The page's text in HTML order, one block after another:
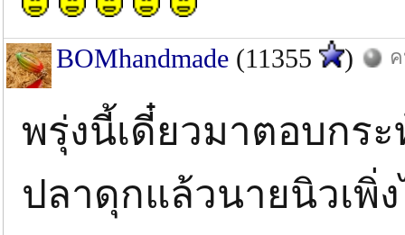
BOMhandmade (11355 )
พรุ่งนี้เดี๋ยวมาตอบกร
ปลาดุกแล้วนายนิวเพิ่